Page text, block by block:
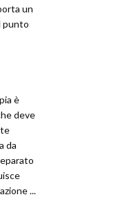
un
punto
è
deve
da
...